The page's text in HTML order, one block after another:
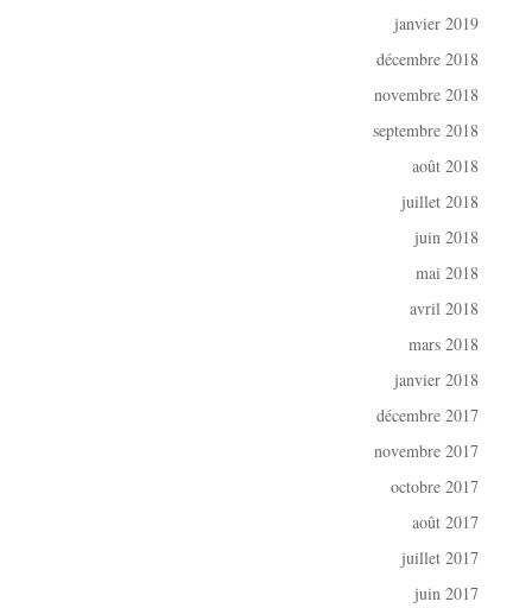
janvier 2019
décembre 2018
novembre 2018
septembre 2018
août 2018
juillet 2018
juin 2018
mai 2018
avril 2018
mars 2018
janvier 2018
décembre 2017
novembre 2017
octobre 2017
août 2017
juillet 2017
juin 2017